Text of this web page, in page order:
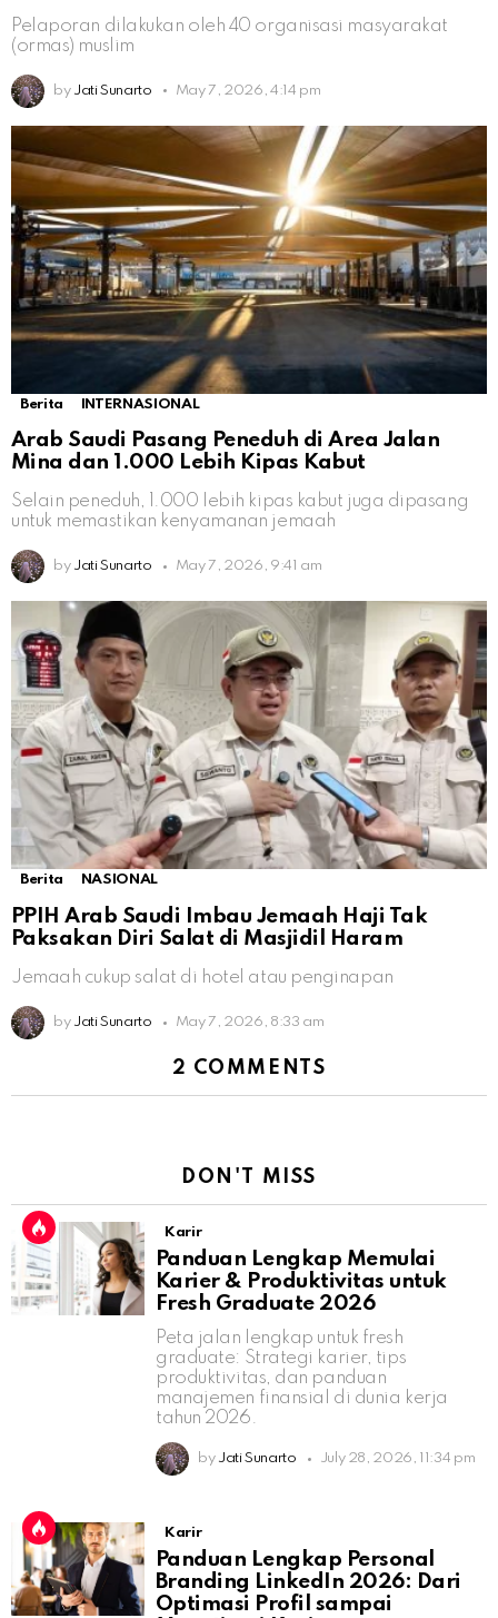
Pelaporan dilakukan oleh 40 organisasi masyarakat
(ormas) muslim
by Jati Sunarto May 7, 2026, 4:14 pm
Berita INTERNASIONAL
Arab Saudi Pasang Peneduh di Area Jalan
Mina dan 1.000 Lebih Kipas Kabut
Selain peneduh, 1.000 lebih kipas kabut juga dipasang
untuk memastikan kenyamanan jemaah
by Jati Sunarto May 7, 2026, 9:41 am
Berita NASIONAL
PPIH Arab Saudi Imbau Jemaah Haji Tak
Paksakan Diri Salat di Masjidil Haram
Jemaah cukup salat di hotel atau penginapan
by Jati Sunarto May 7, 2026, 8:33 am
2 COMMENTS
DON'T MISS
Karir
Panduan Lengkap Memulai
Karier & Produktivitas untuk
Fresh Graduate 2026
Peta jalan lengkap untuk fresh
graduate: Strategi karier, tips
produktivitas, dan panduan
manajemen finansial di dunia kerja
tahun 2026.
by Jati Sunarto July 28, 2026, 11:34 pm
Karir
Panduan Lengkap Personal
Branding LinkedIn 2026: Dari
Optimasi Profil sampai